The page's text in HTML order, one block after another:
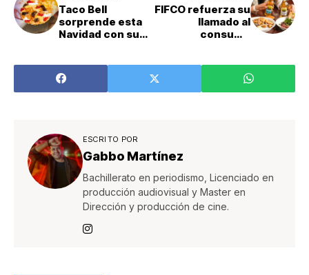
Taco Bell
sorprende esta
Navidad con su
Burrito
FIFCO refuerza su
llamado al
consumo
ESCRITO POR
Gabbo Martínez
Bachillerato en periodismo, Licenciado en
producción audiovisual y Master en
Dirección y producción de cine.